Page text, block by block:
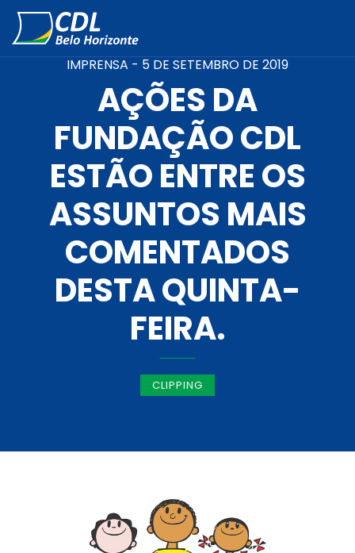
IMPRENSA - 5 DE SETEMBRO DE 2019
AÇÕES DA
FUNDAÇÃO CDL
ESTÃO ENTRE OS
ASSUNTOS MAIS
COMENTADOS
DESTA QUINTA-
FEIRA.
CLIPPING